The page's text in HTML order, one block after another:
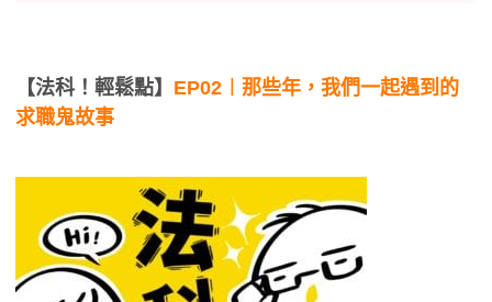
【法科！輕鬆點】 EP02︱那些年，我們一起遇到的
求職鬼故事